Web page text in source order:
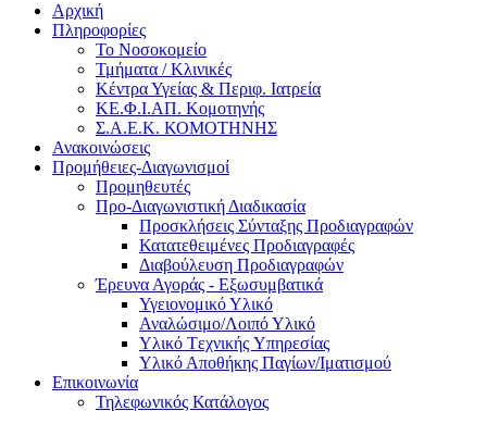
Αρχική
Πληροφορίες
Το Νοσοκομείο
Τμήματα / Κλινικές
Κέντρα Υγείας & Περιφ. Ιατρεία
ΚΕ.Φ.Ι.ΑΠ. Κομοτηνής
Σ.Α.Ε.Κ. ΚΟΜΟΤΗΝΗΣ
Ανακοινώσεις
Προμήθειες-Διαγωνισμοί
Προμηθευτές
Προ-Διαγωνιστική Διαδικασία
Προσκλήσεις Σύνταξης Προδιαγραφών
Κατατεθειμένες Προδιαγραφές
Διαβούλευση Προδιαγραφών
Έρευνα Αγοράς - Εξωσυμβατικά
Υγειονομικό Υλικό
Αναλώσιμο/Λοιπό Υλικό
Υλικό Tεχνικής Yπηρεσίας
Υλικό Αποθήκης Παγίων/Ιματισμού
Επικοινωνία
Τηλεφωνικός Κατάλογος